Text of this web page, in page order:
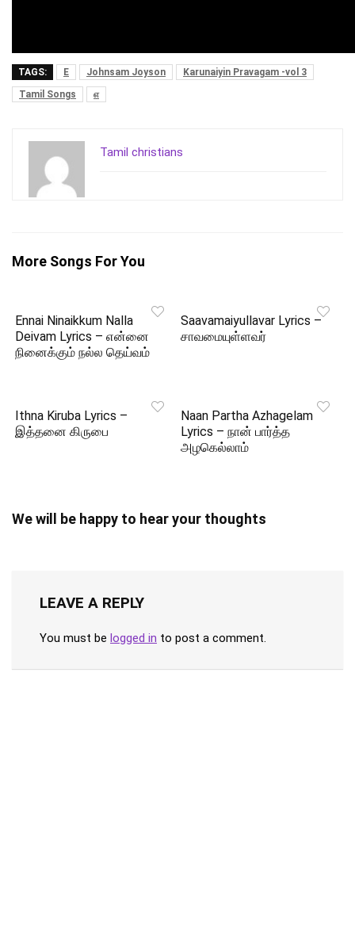
TAGS: E Johnsam Joyson
Karunaiyin Pravagam -vol 3
Tamil Songs
எ
Tamil christians
More Songs For You
Ennai Ninaikkum Nalla
Deivam Lyrics – என்னை
நினைக்கும் நல்ல தெய்வம்
Saavamaiyullavar Lyrics –
சாவமையுள்ளவர்
Ithna Kiruba Lyrics –
இத்தனை கிருபை
Naan Partha Azhagelam
Lyrics – நான் பார்த்த
அழகெல்லாம்
We will be happy to hear your thoughts
LEAVE A REPLY
You must be logged in to post a comment.